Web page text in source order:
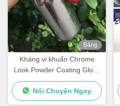
Băng
Kháng vi khuẩn Chrome
Look Powder Coating Gloss
cao Hiệu suất cơ khí tốt
Nói Chuyện Ngay.